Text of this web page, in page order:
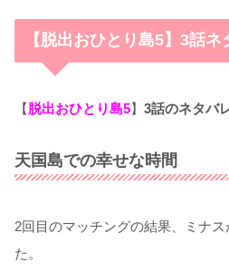
【脱出おひとり島5】3話ネ
【脱出おひとり島5】 3話のネタバ
天国島での幸せな時間
2回目のマッチングの結果、ミナ
た。